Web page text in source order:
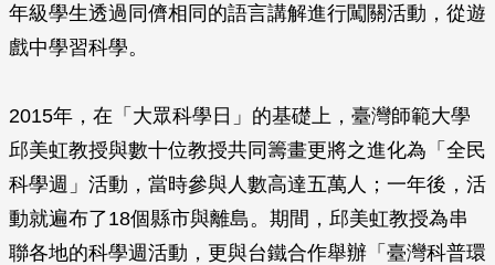
年級學生透過同儕相同的語言講解進行闖關活動，從遊
戲中學習科學。
2015年，在「大眾科學日」的基礎上，臺灣師範大學
邱美虹教授與數十位教授共同籌畫更將之進化為「全民
科學週」活動，當時參與人數高達五萬人；一年後，活
動就遍布了18個縣市與離島。期間，邱美虹教授為串
聯各地的科學週活動，更與台鐵合作舉辦「臺灣科普環